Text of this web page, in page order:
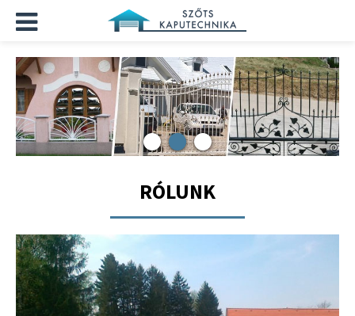
RÓLUNK